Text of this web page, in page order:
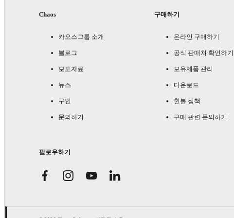
Chaos
카오스그룹 소개
블로그
보도자료
뉴스
구인
문의하기
구매하기
온라인 구매하기
공식 판매처 확인하기
보유제품 관리
다운로드
환불 정책
구매 관련 문의하기
팔로우하기